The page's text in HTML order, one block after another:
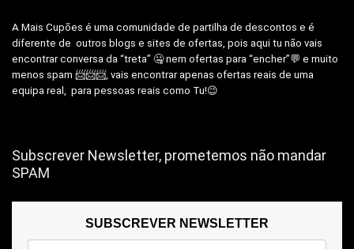
A Mais Cupões é uma comunidade de partilha de descontos e é
diferente de outros blogs e sites de ofertas, pois aqui tu não vais
encontrar conversa da “treta” 🤐 nem ofertas para “encher”💬 e muito
menos spam 📨📨📨, vais encontrar apenas ofertas reais de uma
equipa real, para pessoas reais como Tu!😉
Subscrever Newsletter, prometemos não mandar
SPAM
SUBSCREVER NEWSLETTER